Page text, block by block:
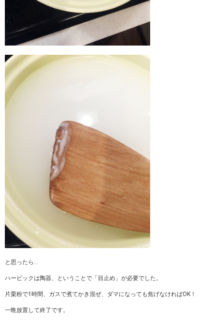
と思ったら…
ハービックは陶器、ということで「目止め」が必要でした。
片栗粉で1時間、ガスで煮てかき混ぜ、ダマになっても焦げなければOK！
一晩放置して終了です。